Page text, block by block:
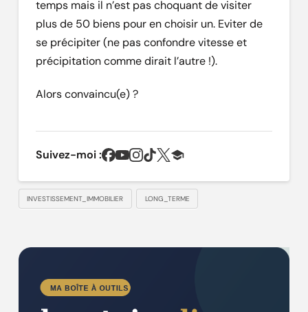
temps mais il n’est pas choquant de visiter
plus de 50 biens pour en choisir un. Eviter de
se précipiter (ne pas confondre vitesse et
précipitation comme dirait l’autre !).
Alors convaincu(e) ?
Suivez-moi :
INVESTISSEMENT_IMMOBILIER LONG_TERME